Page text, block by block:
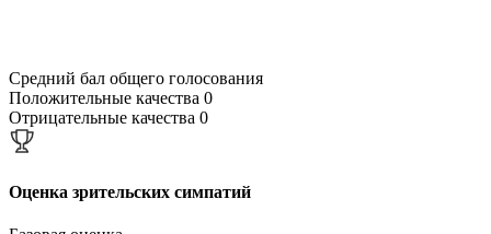
Средний бал общего голосования
Положительные качества 0
Отрицательные качества 0
Оценка зрительских симпатий